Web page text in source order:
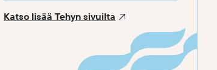
Katso lisää Tehyn sivuilta